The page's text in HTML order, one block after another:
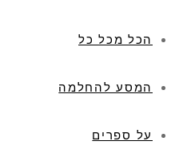
הכל מכל כל
המסע להחלמה
על ספרים